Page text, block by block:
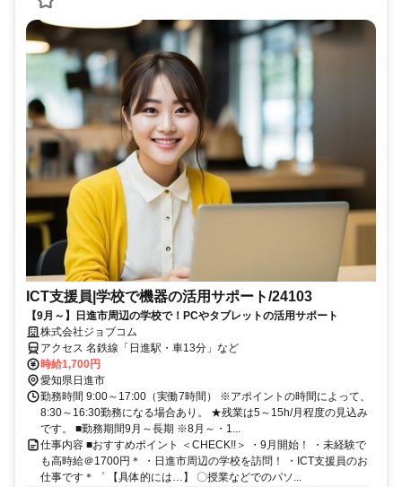
ICT支援員|学校で機器の活用サポート/24103
【9月～】日進市周辺の学校で！PCやタブレットの活用サポート
株式会社ジョブコム
アクセス 名鉄線「日進駅・車13分」など
時給1,700円
愛知県日進市
勤務時間 9:00～17:00（実働7時間） ※アポイントの時間によって、
8:30～16:30勤務になる場合あり。 ★残業は5～15h/月程度の見込み
です。 ■勤務期間9月～長期 ※8月～・1...
仕事内容 ■おすすめポイント ＜CHECK!!＞ ・9月開始！ ・未経験で
も高時給＠1700円＊ ・日進市周辺の学校を訪問！ ・ICT支援員のお
仕事です＊゜ 【具体的には…】 〇授業などでのパソ...